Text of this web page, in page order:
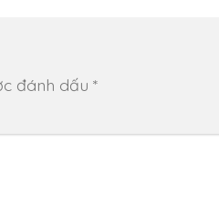
đánh dấu *